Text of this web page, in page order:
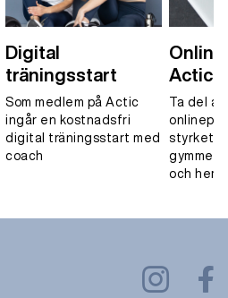
Digital
träningsstart
Som medlem på Actic
ingår en kostnadsfri
digital träningsstart med
coach
Actic
Ta del
gymmet,
och